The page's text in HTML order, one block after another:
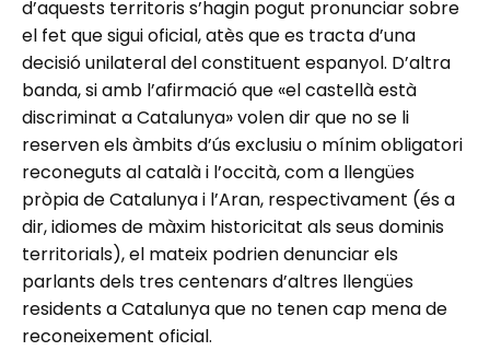
d’aquests territoris s’hagin pogut pronunciar sobre
el fet que sigui oficial, atès que es tracta d’una
decisió unilateral del constituent espanyol. D’altra
banda, si amb l’afirmació que «el castellà està
discriminat a Catalunya» volen dir que no se li
reserven els àmbits d’ús exclusiu o mínim obligatori
reconeguts al català i l’occità, com a llengües
pròpia de Catalunya i l’Aran, respectivament (és a
dir, idiomes de màxim historicitat als seus dominis
territorials), el mateix podrien denunciar els
parlants dels tres centenars d’altres llengües
residents a Catalunya que no tenen cap mena de
reconeixement oficial.